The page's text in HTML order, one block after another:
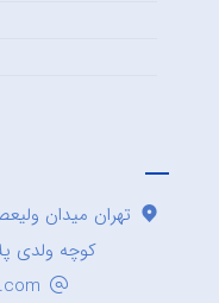
تهران میدان
کوچه ولدی پلاک ۳۹ ساختمان